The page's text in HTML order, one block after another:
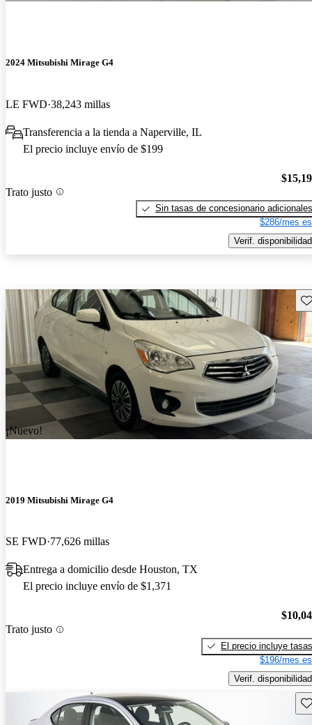
2024 Mitsubishi Mirage G4
LE FWD 38,243 millas
Transferencia a la tienda a Naperville, IL
El precio incluye envío de $199
Trato justo
Sin tasas de concesionario adicionales
$286/mes
Verif. disponibilidad
¡Nuevo!
2019 Mitsubishi Mirage G4
SE FWD 77,626 millas
Entrega a domicilio desde Houston, TX
El precio incluye envío de $1,371
Trato justo
El precio incluye tasas
$196/mes
Verif. disponibilidad